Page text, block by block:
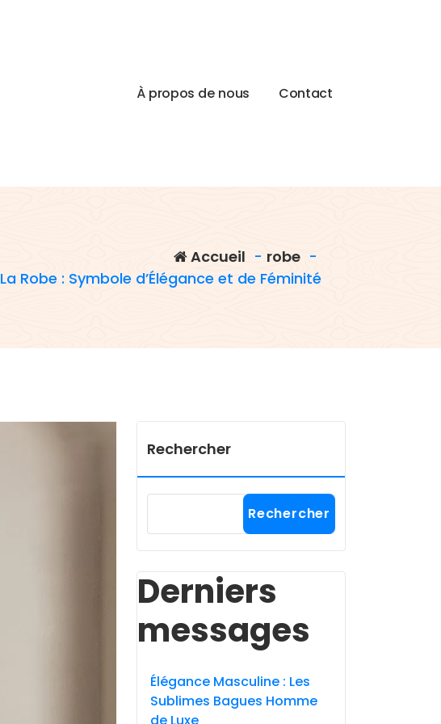
À propos de nous Contact
Accueil - robe -
La Robe : Symbole d’Élégance et de Féminité
Rechercher
Rechercher
Derniers
messages
Élégance Masculine : Les
Sublimes Bagues Homme
de Luxe